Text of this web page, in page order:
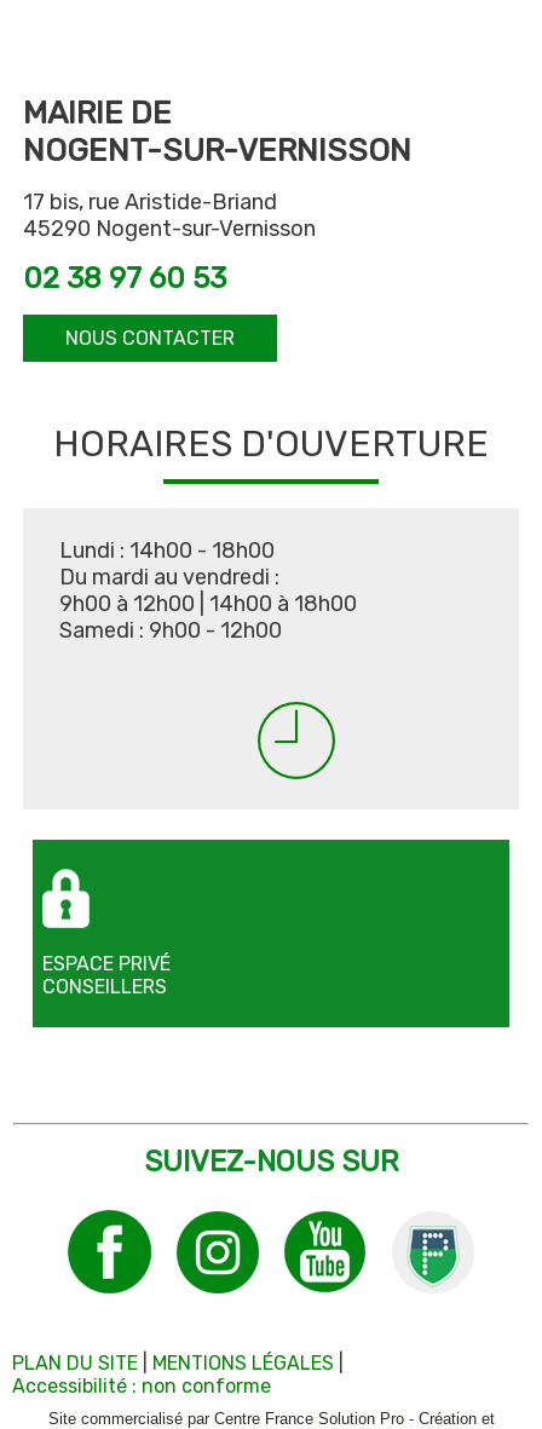
MAIRIE DE
NOGENT-SUR-VERNISSON
17 bis, rue Aristide-Briand
45290 Nogent-sur-Vernisson
02 38 97 60 53
NOUS CONTACTER
HORAIRES D'OUVERTURE
Lundi : 14h00 - 18h00
Du mardi au vendredi :
9h00 à 12h00
14h00 à 18h00
Samedi : 9h00 - 12h00
ESPACE PRIVÉ
CONSEILLERS
SUIVEZ-NOUS SUR
PLAN DU SITE
MENTIONS LÉGALES
Accessibilité : non conforme
Site commercialisé par Centre France Solution Pro- Création et